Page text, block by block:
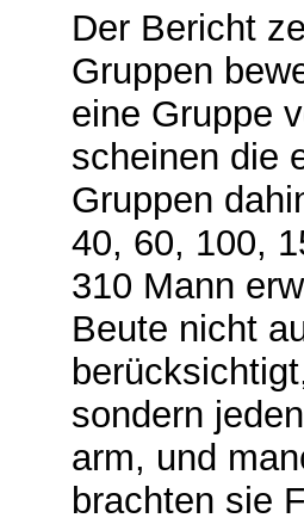
Der Bericht
Gruppen
eine Gruppe
scheinen die
Gruppen
40, 60, 100,
310 Mann
Beute nicht
sondern
arm, und
brachten sie